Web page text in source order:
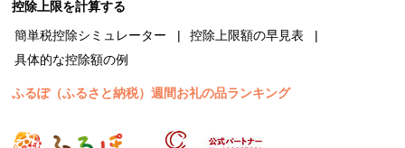
控除上限を計算する
簡単税控除シミュレーター
控除上限額の早見表
具体的な控除額の例
ふるぽ（ふるさと納税）週間お礼の品ランキング